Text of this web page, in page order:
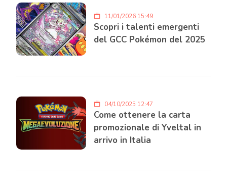
11/01/2026 15:49
Scopri i talenti emergenti
del GCC Pokémon del 2025
04/10/2025 12:47
Come ottenere la carta
promozionale di Yveltal in
arrivo in Italia